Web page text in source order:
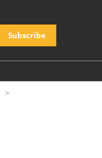
Subscribe